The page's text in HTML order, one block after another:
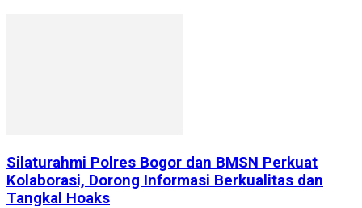
Silaturahmi Polres Bogor dan BMSN Perkuat
Kolaborasi, Dorong Informasi Berkualitas dan
Tangkal Hoaks